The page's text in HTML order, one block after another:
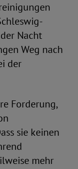
Nacht
Weg nach
der
Forderung,
sie keinen
mehr